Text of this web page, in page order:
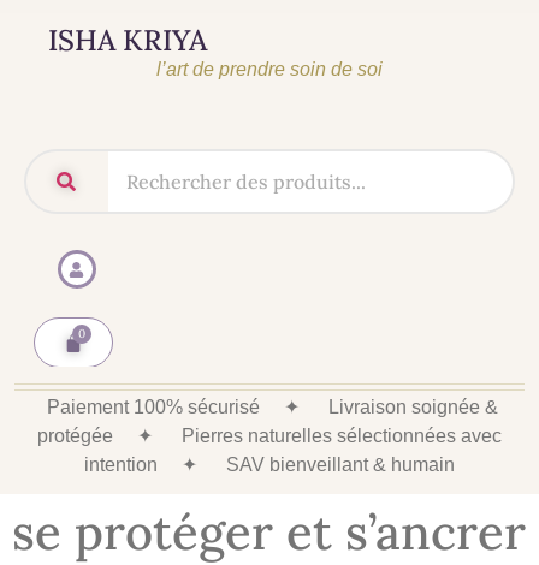
ISHA KRIYA
l’art de prendre soin de soi
Paiement 100% sécurisé ✦
Livraison soignée &
protégée
✦
Pierres naturelles sélectionnées avec
intention
✦ SAV bienveillant & humain
se protéger et s’ancrer